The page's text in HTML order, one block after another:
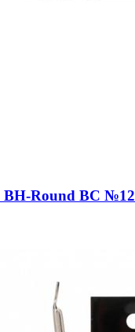
Round BC